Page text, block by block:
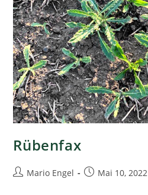
Rübenfax
Mario Engel Mai 10, 2022